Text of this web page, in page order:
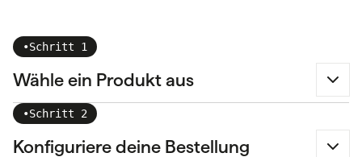
•Schritt 1
Wähle ein Produkt aus
•Schritt 2
Konfiguriere deine Bestellung